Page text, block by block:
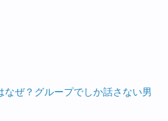
なぜ？グループでしか話さない男